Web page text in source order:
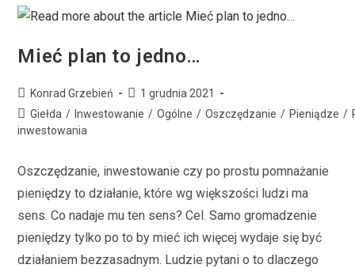
Mieć plan to jedno…
Konrad Grzebień
1 grudnia 2021
Giełda / Inwestowanie / Ogólne / Oszczędzanie / Pieniądze /
inwestowania
Oszczędzanie, inwestowanie czy po prostu pomnażanie
pieniędzy to działanie, które wg większości ludzi ma
sens. Co nadaje mu ten sens? Cel. Samo gromadzenie
pieniędzy tylko po to by mieć ich więcej wydaje się być
działaniem bezzasadnym. Ludzie pytani o to dlaczego